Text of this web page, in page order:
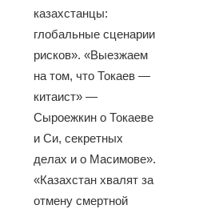
казахстанцы:
глобальные сценарии
рисков». «Выезжаем
на том, что Токаев —
китаист» —
Сыроежкин о Токаеве
и Си, секретных
делах и о Масимове».
«Казахстан хвалят за
отмену смертной